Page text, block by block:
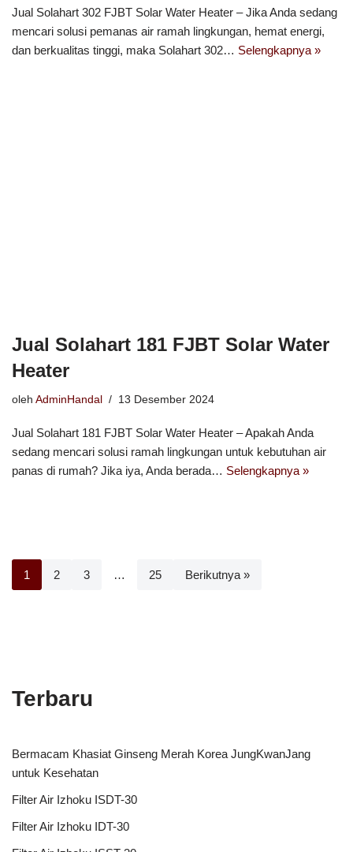
Jual Solahart 302 FJBT Solar Water Heater – Jika Anda sedang
mencari solusi pemanas air ramah lingkungan, hemat energi,
dan berkualitas tinggi, maka Solahart 302… Selengkapnya »
Jual Solahart 181 FJBT Solar Water
Heater
oleh AdminHandal 13 Desember 2024
Jual Solahart 181 FJBT Solar Water Heater – Apakah Anda
sedang mencari solusi ramah lingkungan untuk kebutuhan air
panas di rumah? Jika iya, Anda berada… Selengkapnya »
1 2 3 … 25 Berikutnya »
Terbaru
Bermacam Khasiat Ginseng Merah Korea JungKwanJang
untuk Kesehatan
Filter Air Izhoku ISDT-30
Filter Air Izhoku IDT-30